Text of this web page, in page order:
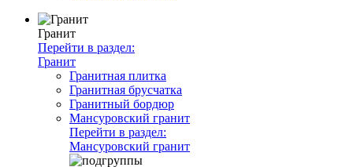
Гранит
Перейти в раздел:
Гранит
Гранитная плитка
Гранитная брусчатка
Гранитный бордюр
Мансуровский гранит
Перейти в раздел:
Мансуровский гранит